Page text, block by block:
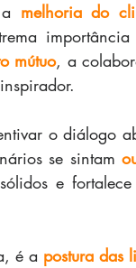
melhoria do
mútuo, a
o diálogo
se sintam
e
é a postura das